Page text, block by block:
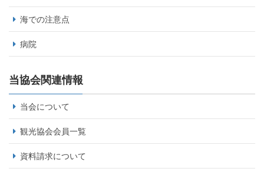
海での注意点
病院
当協会関連情報
当会について
観光協会会員一覧
資料請求について